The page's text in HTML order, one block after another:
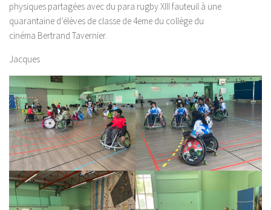
physiques partagées avec du para rugby XIII fauteuil à une
quarantaine d’élèves de classe de 4eme du collège du
cinéma Bertrand Tavernier.
Jacques